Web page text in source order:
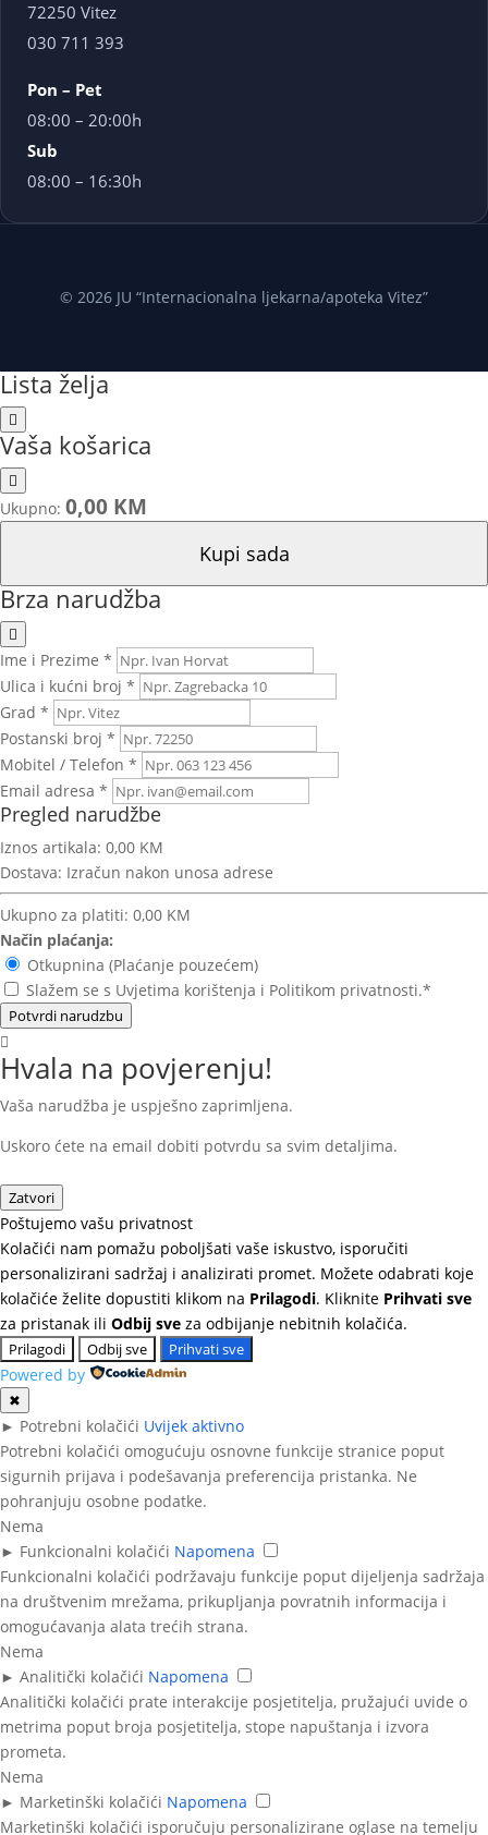
72250 Vitez
030 711 393
Pon – Pet
08:00 – 20:00h
Sub
08:00 – 16:30h
© 2026 JU “Internacionalna ljekarna/apoteka Vitez”
Lista želja
Vaša košarica
Ukupno: 0,00 KM
Kupi sada
Brza narudžba
Ime i Prezime *
Ulica i kućni broj *
Grad *
Postanski broj *
Mobitel / Telefon *
Email adresa *
Pregled narudžbe
Iznos artikala: 0,00 KM
Dostava: Izračun nakon unosa adrese
Ukupno za platiti: 0,00 KM
Način plaćanja:
Otkupnina (Plaćanje pouzećem)
Slažem se s Uvjetima korištenja i Politikom privatnosti.*
Potvrdi narudzbu
Hvala na povjerenju!
Vaša narudžba je uspješno zaprimljena.
Uskoro ćete na email dobiti potvrdu sa svim detaljima.
Zatvori
Poštujemo vašu privatnost
Kolačići nam pomažu poboljšati vaše iskustvo, isporučiti
personalizirani sadržaj i analizirati promet. Možete odabrati koje
kolačiće želite dopustiti klikom na Prilagodi. Kliknite Prihvati sve
za pristanak ili Odbij sve za odbijanje nebitnih kolačića.
Prilagodi Odbij sve Prihvati sve
Powered by
✖
► Potrebni kolačići Uvijek aktivno
Potrebni kolačići omogućuju osnovne funkcije stranice poput
sigurnih prijava i podešavanja preferencija pristanka. Ne
pohranjuju osobne podatke.
Nema
► Funkcionalni kolačići Napomena
Funkcionalni kolačići podržavaju funkcije poput dijeljenja sadržaja
na društvenim mrežama, prikupljanja povratnih informacija i
omogućavanja alata trećih strana.
Nema
► Analitički kolačići Napomena
Analitički kolačići prate interakcije posjetitelja, pružajući uvide o
metrima poput broja posjetitelja, stope napuštanja i izvora
prometa.
Nema
► Marketinški kolačići Napomena
Marketinški kolačići isporučuju personalizirane oglase na temelju